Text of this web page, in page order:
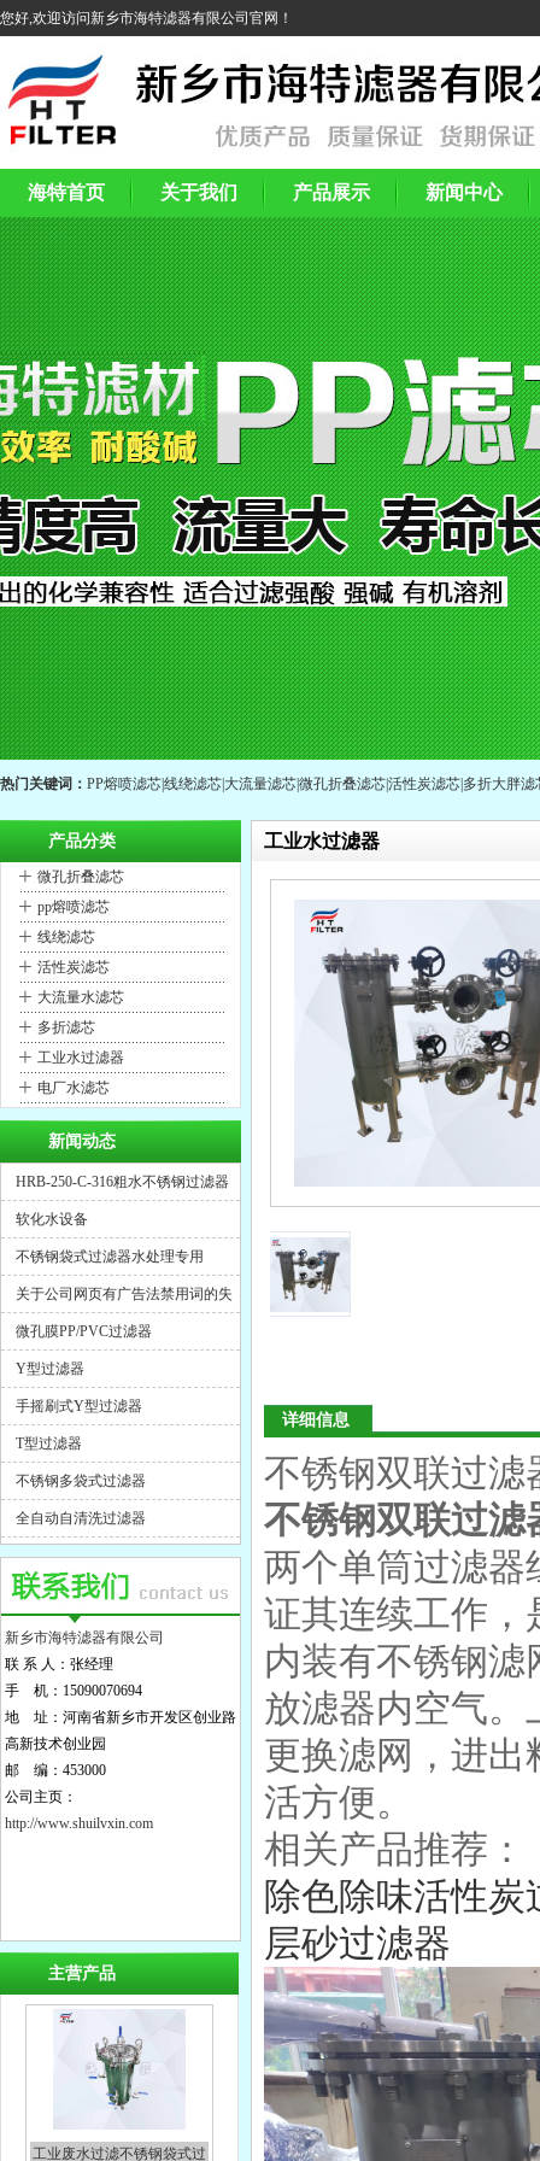
您好,欢迎访问新乡市海特滤器有限公司官网！
海特首页 关于我们 产品展示 新闻中心
热门关键词： PP熔喷滤芯线绕滤芯 大流量滤芯微孔折叠滤芯活性炭滤芯 多折大胖滤
产品分类
+ 微孔折叠滤芯
+ pp熔喷滤芯
+ 线绕滤芯
+ 活性炭滤芯
+ 大流量水滤芯
+ 多折滤芯
+ 工业水过滤器
+ 电厂水滤芯
新闻动态
HRB-250-C-316粗水不锈钢过滤器
软化水设备
不锈钢袋式过滤器水处理专用
关于公司网页有广告法禁用词的失
效声明
微孔膜PP/PVC过滤器
Y型过滤器
手摇刷式Y型过滤器
T型过滤器
不锈钢多袋式过滤器
全自动自清洗过滤器
新乡市海特滤器有限公司
联 系 人：张经理
手 机：15090070694
地 址：河南省新乡市开发区创业路
高新技术创业园
邮 编：453000
公司主页：
http://www.shuilvxin.com
主营产品
工业废水过滤不锈钢袋式过
滤器
工业水过滤器
详细信息
不锈钢双联过滤
不锈钢双联过滤
两个单筒过滤器
证其连续工作，
内装有不锈钢
放滤器内空气
更换滤网，进
活方便。
相关产品推荐：
除色除味活性炭
层砂过滤器